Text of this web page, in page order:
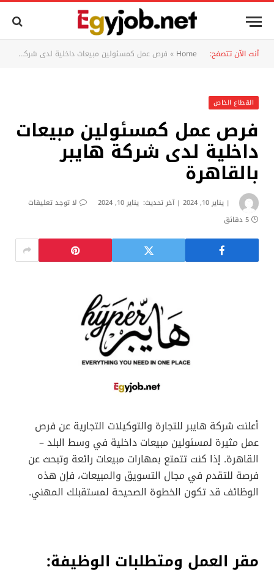
أنت الآن تتصفح: Home
» فرص عمل كمسئولين مبيعات داخلية لدى شركة هايبر بالقاهرة
القطاع الخاص
فرص عمل كمسئولين مبيعات
داخلية لدى شركة هايبر
بالقاهرة
يناير 10, 2024 آخر تحديث: يناير 10, 2024
لا توجد تعليقات
5 دقائق
أعلنت شركة هايبر للتجارة والتوكيلات التجارية عن فرص
عمل مثيرة لمسئولين مبيعات داخلية في وسط البلد –
القاهرة. إذا كنت تتمتع بمهارات مبيعات رائعة وتبحث عن
فرصة للتقدم في مجال التسويق والمبيعات، فإن هذه
الوظائف قد تكون الخطوة الصحيحة لمستقبلك المهني.
مقر العمل ومتطلبات الوظيفة: